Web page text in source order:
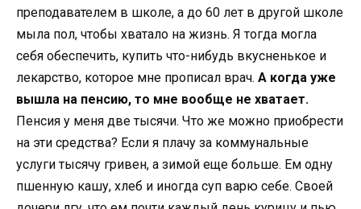
преподавателем в школе, а до 60 лет в другой школе
мыла пол, чтобы хватало на жизнь. Я тогда могла
себя обеспечить, купить что-нибудь вкусненькое и
лекарство, которое мне прописал врач. А когда уже
вышла на пенсию, то мне вообще не хватает.
Пенсия у меня две тысячи. Что же можно приобрести
на эти средства? Если я плачу за коммунальные
услуги тысячу гривен, а зимой еще больше. Ем одну
пшенную кашу, хлеб и иногда суп варю себе. Своей